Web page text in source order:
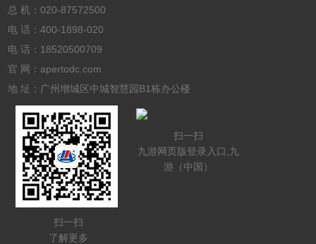
总 机：020-87572500
电 话：400-1898-020
电 话： 18520500709
官 网：apertodc.com
地 址：广州增城区中城智慧园B1栋办公楼
扫一扫
了解更多
扫一扫
九游网页版登录入口,九
游（中国）